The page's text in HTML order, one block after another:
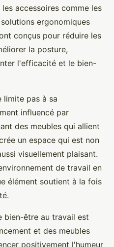
accessoires comme les
ergonomiques
conçus pour réduire les
la posture,
l'efficacité et le bien-
limite pas à sa
influencé par
des meubles qui allient
un espace qui est non
visuellement plaisant.
de travail en
élément soutient à la fois
bien-être au travail est
et des meubles
positivement l'humeur